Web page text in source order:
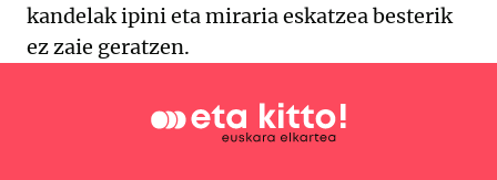
kandelak ipini eta miraria eskatzea besterik
ez zaie geratzen.